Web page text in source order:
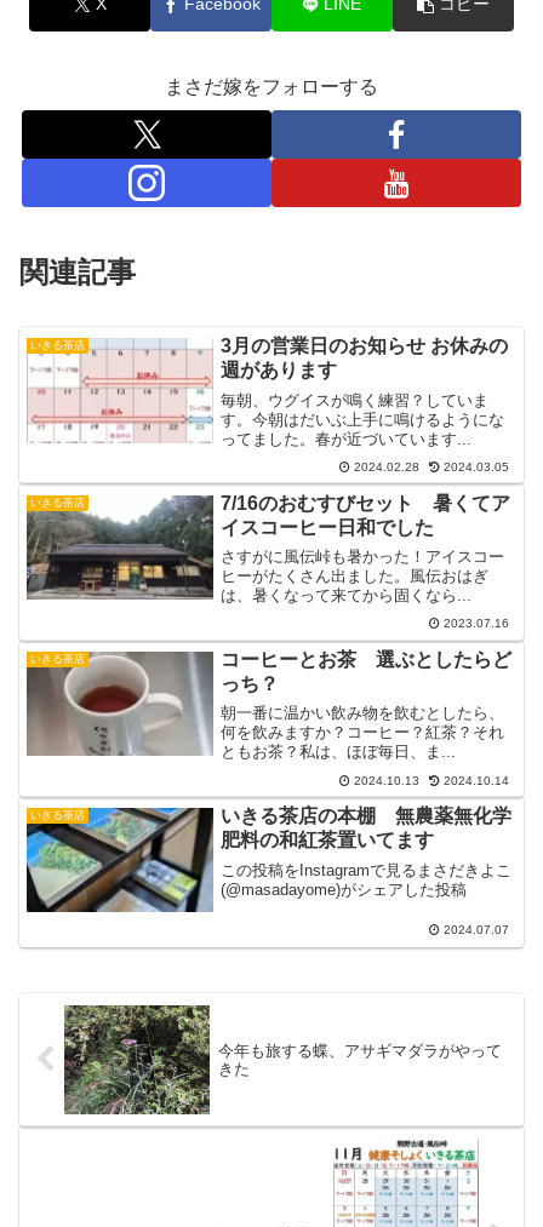
X Facebook LINE コピー
まさだ嫁をフォローする
関連記事
いきる茶店
3月の営業日のお知らせ お休みの
週があります
毎朝、ウグイスが鳴く練習？していま
す。今朝はだいぶ上手に鳴けるようにな
ってました。春が近づいています...
2024.02.28 2024.03.05
いきる茶店
7/16のおむすびセット 暑くてア
イスコーヒー日和でした
さすがに風伝峠も暑かった！アイスコー
ヒーがたくさん出ました。風伝おはぎ
は、暑くなって来てから固くなら...
2023.07.16
いきる茶店
コーヒーとお茶 選ぶとしたらど
っち？
朝一番に温かい飲み物を飲むとしたら、
何を飲みますか？コーヒー？紅茶？それ
ともお茶？私は、ほぼ毎日、ま...
2024.10.13 2024.10.14
いきる茶店
いきる茶店の本棚 無農薬無化学
肥料の和紅茶置いてます
この投稿をInstagramで見るまさだきよこ
(@masadayome)がシェアした投稿
2024.07.07
今年も旅する蝶、アサギマダラがやって
きた